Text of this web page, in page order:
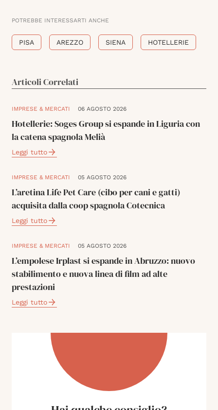
POTREBBE INTERESSARTI ANCHE
PISA AREZZO SIENA HOTELLERIE
Articoli Correlati
IMPRESE & MERCATI 06 AGOSTO 2026
Hotellerie: Soges Group si espande in Liguria con
la catena spagnola Melià
Leggi tutto
IMPRESE & MERCATI 05 AGOSTO 2026
L’aretina Life Pet Care (cibo per cani e gatti)
acquisita dalla coop spagnola Cotecnica
Leggi tutto
IMPRESE & MERCATI 05 AGOSTO 2026
L’empolese Irplast si espande in Abruzzo: nuovo
stabilimento e nuova linea di film ad alte
prestazioni
Leggi tutto